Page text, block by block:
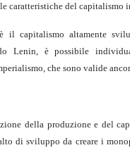
caratteristiche del capitalismo
il capitalismo altamente
Lenin, è possibile
che sono valide
della produzione e del
di sviluppo da creare i